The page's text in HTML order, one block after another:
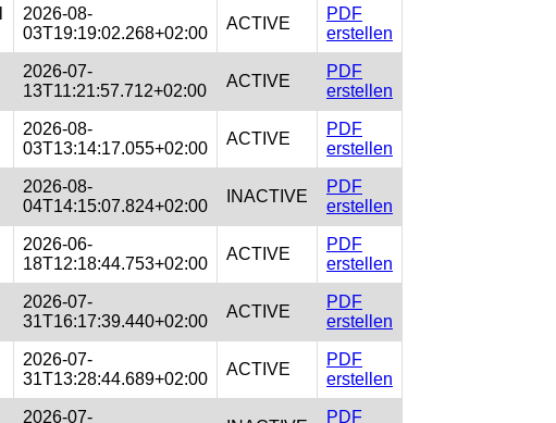
2026-08-
03T19:19:02.268+02:00
ACTIVE
PDF
erstellen
2026-07-
13T11:21:57.712+02:00
ACTIVE
PDF
erstellen
2026-08-
03T13:14:17.055+02:00
ACTIVE
PDF
erstellen
2026-08-
04T14:15:07.824+02:00
INACTIVE
PDF
erstellen
2026-06-
18T12:18:44.753+02:00
ACTIVE
PDF
erstellen
2026-07-
31T16:17:39.440+02:00
ACTIVE
PDF
erstellen
2026-07-
31T13:28:44.689+02:00
ACTIVE
PDF
erstellen
2026-07- PDF